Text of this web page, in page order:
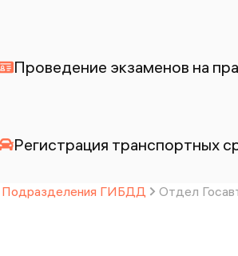
Проведение экзаменов на
Регистрация транспортных
Подразделения ГИБДД Отдел